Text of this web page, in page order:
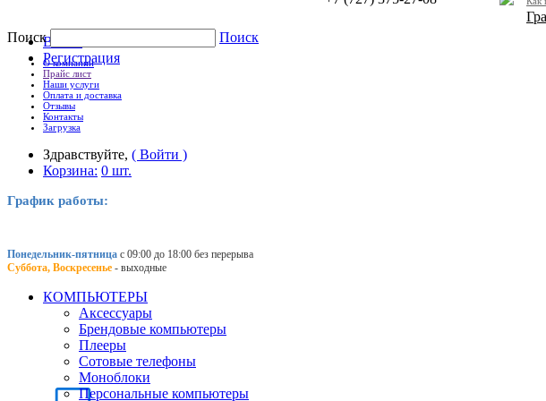
Войти
Регистрация
Поиск Поиск
О компании
Прайс лист
Наши услуги
Оплата и доставка
Отзывы
Контакты
Загрузка
Здравствуйте, ( Войти )
Корзина: 0 шт.
График работы:
Понедельник-пятница с 09:00 до 18:00 без перерыва
Суббота, Воскресенье - выходные
КОМПЬЮТЕРЫ
Аксессуары
Брендовые компьютеры
Плееры
Сотовые телефоны
Моноблоки
Персональные компьютеры